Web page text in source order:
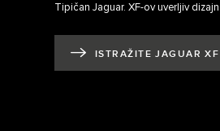
Tipičan Jaguar. XF-ov uverljiv
ISTRAŽITE JAGUAR XF